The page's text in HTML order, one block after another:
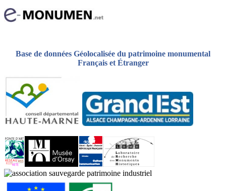
Base de données Géolocalisée du patrimoine monumental
Français et Étranger